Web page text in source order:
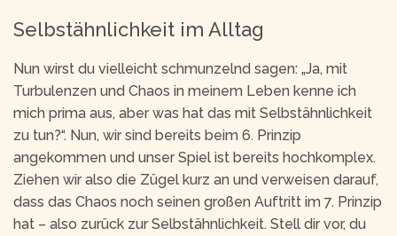
Selbstähnlichkeit im Alltag
Nun wirst du vielleicht schmunzelnd sagen: „Ja, mit
Turbulenzen und Chaos in meinem Leben kenne ich
mich prima aus, aber was hat das mit Selbstähnlichkeit
zu tun?“. Nun, wir sind bereits beim 6. Prinzip
angekommen und unser Spiel ist bereits hochkomplex.
Ziehen wir also die Zügel kurz an und verweisen darauf,
dass das Chaos noch seinen großen Auftritt im 7. Prinzip
hat – also zurück zur Selbstähnlichkeit. Stell dir vor, du